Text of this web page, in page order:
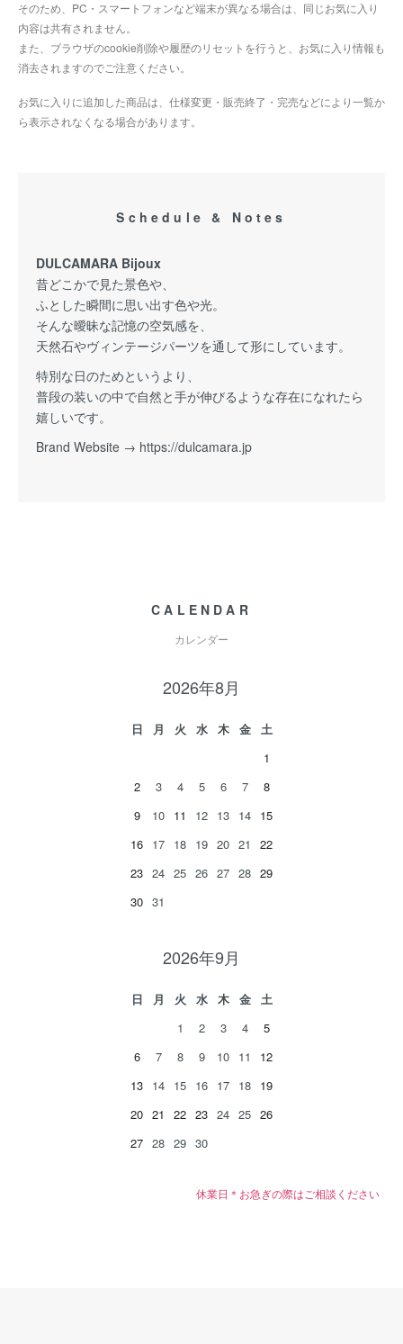
そのため、PC・スマートフォンなど端末が異なる場合は、同じお気に入り
内容は共有されません。
また、ブラウザのcookie削除や履歴のリセットを行うと、お気に入り情報も
消去されますのでご注意ください。
お気に入りに追加した商品は、仕様変更・販売終了・完売などにより一覧か
ら表示されなくなる場合があります。
Schedule & Notes
DULCAMARA Bijoux
昔どこかで見た景色や、
ふとした瞬間に思い出す色や光。
そんな曖昧な記憶の空気感を、
天然石やヴィンテージパーツを通して形にしています。
特別な日のためというより、
普段の装いの中で自然と手が伸びるような存在になれたら
嬉しいです。
Brand Website → https://dulcamara.jp
CALENDAR
カレンダー
2026年8月
日 月 火 水 木 金
土
1
2
3 4 5 6 7
8
9
10 11 12 13 14 15
16 17 18 19 20 21
22
23 24 25 26 27 28 29
30 31
2026年9月
日 月 火 水 木 金
土
1
2 3 4
5
6
7 8 9 10 11
12
13 14 15 16 17 18 19
20 21 22 23 24 25 26
27 28 29 30
休業日＊お急ぎの際はご相談ください